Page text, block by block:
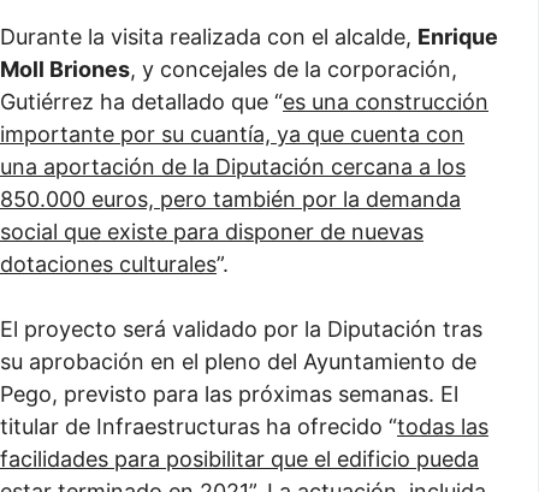
Durante la visita realizada con el alcalde, Enrique
Moll Briones, y concejales de la corporación,
Gutiérrez ha detallado que “es una construcción
importante por su cuantía, ya que cuenta con
una aportación de la Diputación cercana a los
850.000 euros, pero también por la demanda
social que existe para disponer de nuevas
dotaciones culturales”.
El proyecto será validado por la Diputación tras
su aprobación en el pleno del Ayuntamiento de
Pego, previsto para las próximas semanas. El
titular de Infraestructuras ha ofrecido “todas las
facilidades para posibilitar que el edificio pueda